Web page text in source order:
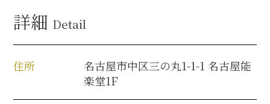
詳細 Detail
住所
名古屋市中区三の丸1-1-1 名古屋能
楽堂1F